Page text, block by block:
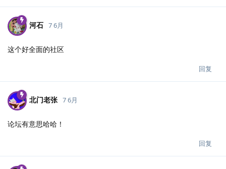
河石 7 6月
这个好全面的社区
回复
北门老张 7 6月
论坛有意思哈哈！
回复